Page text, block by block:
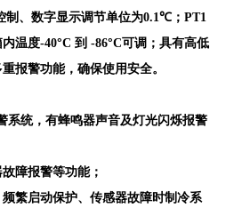
制、数字显示调节单位为0.1℃；PT1
内温度-40°C到-86°C可调；具有高低
报警功能，确保使用安全。
系统，有蜂鸣器声音及灯光闪烁报警
障报警等功能；
繁启动保护、传感器故障时制冷系